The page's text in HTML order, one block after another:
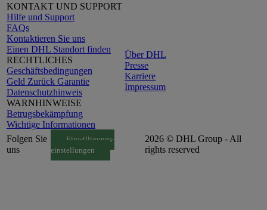
KONTAKT UND SUPPORT
Hilfe und Support
FAQs
Kontaktieren Sie uns
Einen DHL Standort finden
RECHTLICHES
Geschäftsbedingungen
Geld Zurück Garantie
Datenschutzhinweis
WARNHINWEISE
Betrugsbekämpfung
Wichtige Informationen
Über DHL
Presse
Karriere
Impressum
Folgen Sie
uns
Einwilligungs-
einstellungen
2026 © DHL Group - All
rights reserved